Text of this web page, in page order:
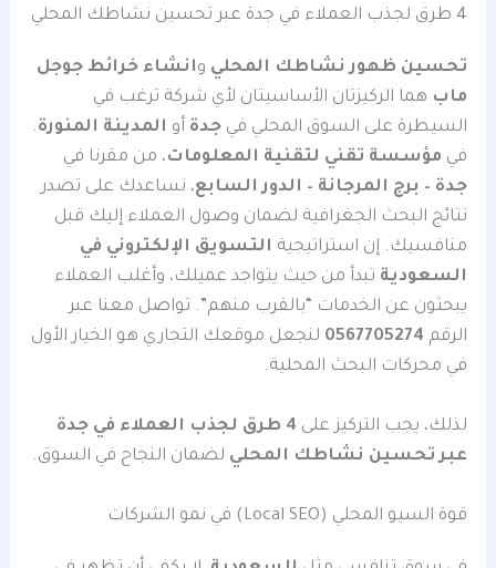
4 طرق لجذب العملاء في جدة عبر تحسين نشاطك المحلي
تحسين ظهور نشاطك المحلي وانشاء خرائط جوجل
ماب هما الركيزتان الأساسيتان لأي شركة ترغب في
السيطرة على السوق المحلي فيجدة أو المدينة المنورة.
في مؤسسة تقني لتقنية المعلومات، من مقرنا في
جدة – برج المرجانة – الدور السابع، نساعدك على تصدر
نتائج البحث الجغرافية لضمان وصول العملاء إليك قبل
منافسيك. إن استراتيجية التسويق الإلكتروني في
السعودية تبدأ من حيث يتواجد عميلك، وأغلب العملاء
يبحثون عن الخدمات “بالقرب منهم”. تواصل معنا عبر
الرقم 0567705274 لنجعل موقعك التجاري هو الخيار الأول
في محركات البحث المحلية.
لذلك، يجب التركيز على
4 طرق لجذب العملاء في جدة
عبر تحسين نشاطك المحلي لضمان النجاح في السوق.
قوة السيو المحلي (Local SEO) في نمو الشركات